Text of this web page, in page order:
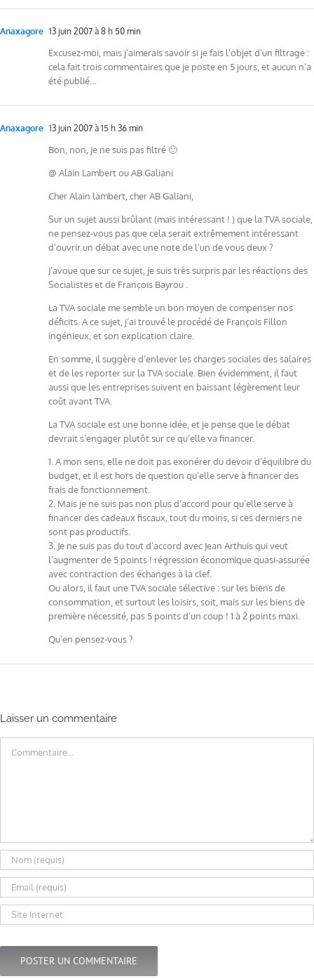
Anaxagore 13 juin 2007 à 8 h 50 min
Excusez-moi, mais j’aimerais savoir si je fais l’objet d’un filtrage :
cela fait trois commentaires que je poste en 5 jours, et aucun n’a
été publié…
Anaxagore 13 juin 2007 à 15 h 36 min
Bon, non, je ne suis pas filtré 🙂
@ Alain Lambert ou AB.Galiani
Cher Alain lambert, cher AB Galiani,
Sur un sujet aussi brûlant (mais intéressant ! ) que la TVA sociale,
ne pensez-vous pas que cela serait extrêmement intéressant
d’ouvrir un débat avec une note de l’un de vous deux ?
J’avoue que sur ce sujet, je suis très surpris par les réactions des
Socialistes et de François Bayrou .
La TVA sociale me semble un bon moyen de compenser nos
déficits. A ce sujet, j’ai trouvé le procédé de François Fillon
ingénieux, et son explication claire.
En somme, il suggère d’enlever les charges sociales des salaires
et de les reporter sur la TVA sociale. Bien évidemment, il faut
aussi que les entreprises suivent en baissant légèrement leur
coût avant TVA.
La TVA sociale est une bonne idée, et je pense que le débat
devrait s’engager plutôt sur ce qu’elle va financer.
1. A mon sens, elle ne doit pas exonérer du devoir d’équilibre du
budget, et il est hors de question qu’elle serve à financer des
frais de fonctionnement.
2. Mais je ne suis pas non plus d’accord pour qu’elle serve à
financer des cadeaux fiscaux, tout du moins, si ces derniers ne
sont pas productifs.
3. Je ne suis pas du tout d’accord avec Jean Arthuis qui veut
l’augmenter de 5 points ! régression économique quasi-assurée
avec contraction des échanges à la clef.
Ou alors, il faut une TVA sociale sélective : sur les biens de
consommation, et surtout les loisirs, soit, mais sur les biens de
première nécessité, pas 5 points d’un coup ! 1 à 2 points maxi.
Qu’en pensez-vous ?
Laisser un commentaire